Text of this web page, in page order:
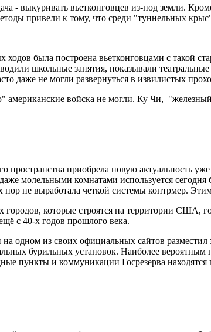
- выкуривать вьетконговцев из-под земли.
привели к тому, что среди "туннельных
ходов была построена вьетконговцами с такой
школьные занятия, показывали
даже не могли развернуться в извилистых
американские войска не могли. Ку Чи,
пространства приобрела новую актуальность
молельными комнатами используется
не выработала четкой системы контрмер.
городов, которые строятся на территории
с 40-х годов прошлого века.
одном из своих официальных сайтов
бурильных установок. Наиболее вероятным
пункты и коммуникации Госрезерва находятся